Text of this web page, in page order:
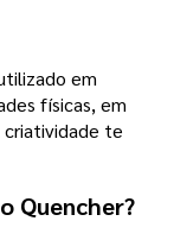
em
físicas, em
criatividade te
Quencher?